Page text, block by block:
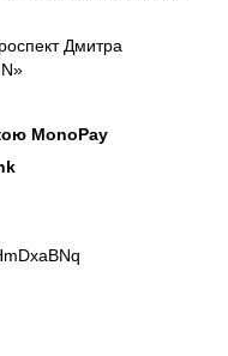
Дмитра
MonoPay